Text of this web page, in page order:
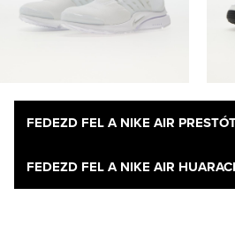
FEDEZD FEL A NIKE AIR
FEDEZD FEL A NIKE AIR